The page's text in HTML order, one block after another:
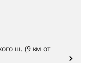
ш. (9 км от